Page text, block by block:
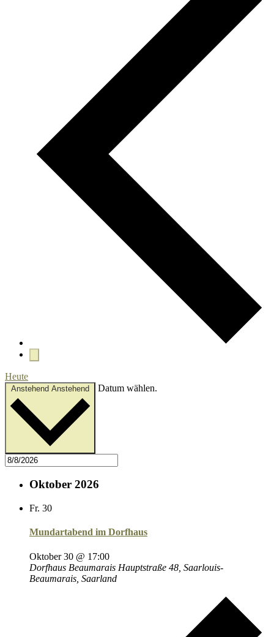
Heute
Anstehend Anstehend Datum wählen.
Oktober 2026
Fr. 30
Mundartabend im Dorfhaus
Oktober 30 @ 17:00
Dorfhaus Beaumarais Hauptstraße 48, Saarlouis-
Beaumarais, Saarland